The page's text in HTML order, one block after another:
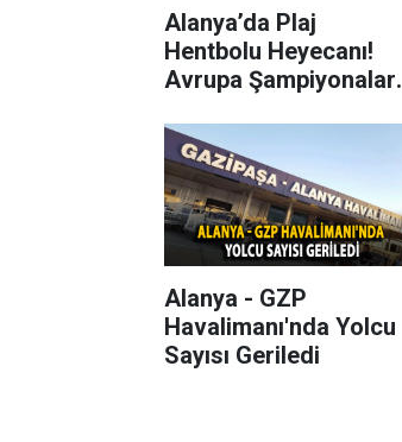
Alanya’da Plaj
Hentbolu Heyecanı!
Avrupa Şampiyonaları
Alanya - GZP
Havalimanı'nda Yolcu
Sayısı Geriledi